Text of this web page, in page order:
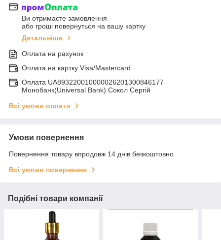
Ви отримаєте замовлення
або гроші повернуться на вашу картку
Детальніше
Оплата на рахунок
Оплата на картку Visa/Mastercard
Оплата UA893220010000026201300846177
Монобанк(Universal Bank) Сокол Сергій
Всі умови оплати
Умови повернення
Повернення товару впродовж 14 днів безкоштовно
Всі умови повернення
Подібні товари компанії